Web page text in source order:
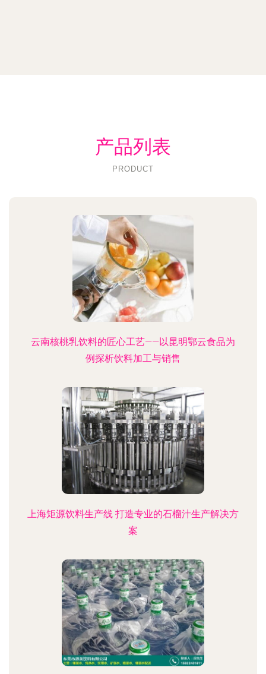
产品列表
PRODUCT
云南核桃乳饮料的匠心工艺——以昆明鄂云食品为
例探析饮料加工与销售
上海矩源饮料生产线 打造专业的石榴汁生产解决方
案